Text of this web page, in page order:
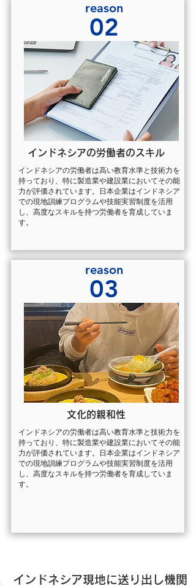
reason
02
インドネシアの労働者のスキル
インドネシアの労働者は高い教育水準と技術力を
持っており、特に製造業や建設業においてその能
力が評価されています。日本企業はインドネシア
での現地訓練プログラムや技能実習制度を活用
し、高度なスキルを持つ労働者を育成していま
す。
reason
03
文化的親和性
インドネシアの労働者は高い教育水準と技術力を
持っており、特に製造業や建設業においてその能
力が評価されています。日本企業はインドネシア
での現地訓練プログラムや技能実習制度を活用
し、高度なスキルを持つ労働者を育成していま
す。
インドネシア現地に送り出し機関